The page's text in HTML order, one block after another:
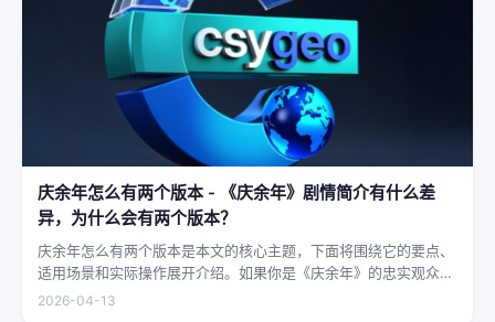
庆余年怎么有两个版本 - 《庆余年》剧情简介有什么差
异，为什么会有两个版本？
庆余年怎么有两个版本是本文的核心主题，下面将围绕它的要点、
适用场景和实际操作展开介绍。如果你是《庆余年》的忠实观众，
可能会发现这部剧在不同视频平台上呈现出两个略有差异的版本，
2026-04-13